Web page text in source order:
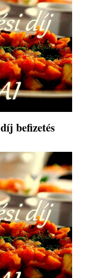
befizetés